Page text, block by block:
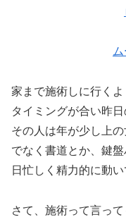
家まで施術しに行く
タイミングが合い昨
その人は年が少し上
でなく書道とか、鍵
日忙しく精力的に動い
さて、施術って言っ